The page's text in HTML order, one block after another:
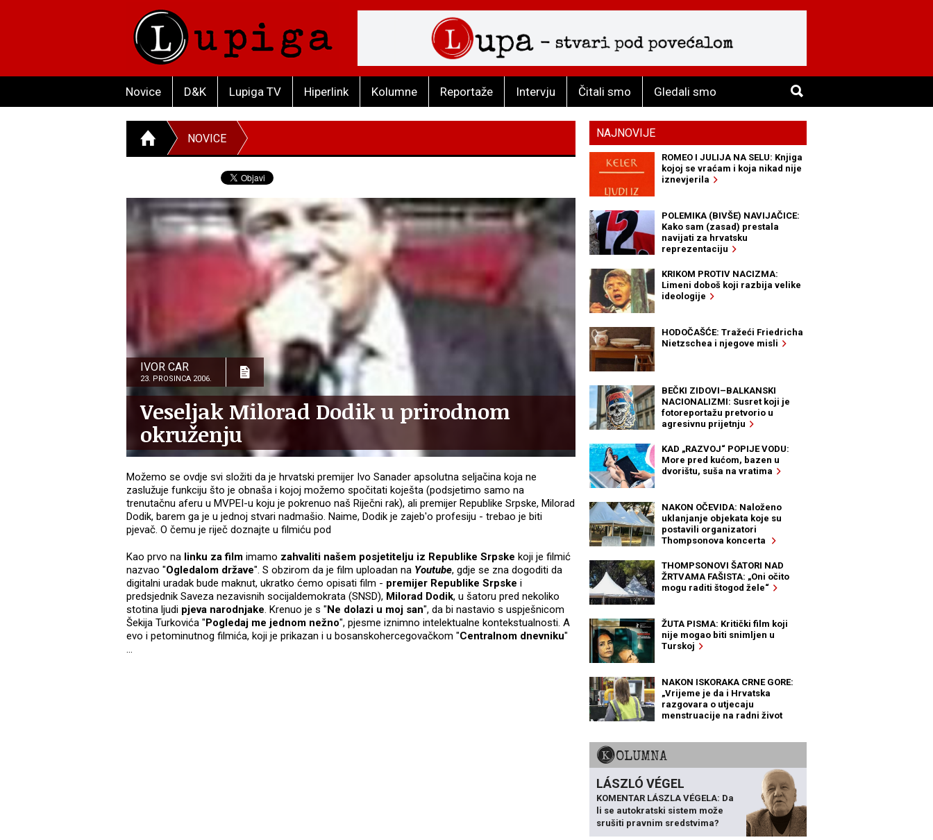
Novice D&K Lupiga TV Hiperlink Kolumne Reportaže Intervju Čitali smo Gledali smo
NOVICE
IVOR CAR
23. PROSINCA 2006.
Veseljak Milorad Dodik u prirodnom
okruženju
Možemo se ovdje svi složiti da je hrvatski premijer Ivo Sanader apsolutna seljačina koja ne
zaslužuje funkciju što je obnaša i kojoj možemo spočitati koješta (podsjetimo samo na
trenutačnu aferu u MVPEI-u koju je pokrenuo naš Riječni rak), ali premijer Republike Srpske, Milorad
Dodik, barem ga je u jednoj stvari nadmašio. Naime, Dodik je zajeb'o profesiju - trebao je biti
pjevač. O čemu je riječ doznajte u filmiću pod
Kao prvo na linku za film imamo zahvaliti našem posjetitelju iz Republike Srpske koji je filmić
nazvao "Ogledalom države". S obzirom da je film uploadan na Youtube, gdje se zna dogoditi da
digitalni uradak bude maknut, ukratko ćemo opisati film - premijer Republike Srpske i
predsjednik Saveza nezavisnih socijaldemokrata (SNSD), Milorad Dodik, u šatoru pred nekoliko
stotina ljudi pjeva narodnjake. Krenuo je s "Ne dolazi u moj san", da bi nastavio s uspješnicom
Šekija Turkovića "Pogledaj me jednom nežno", pjesme iznimno intelektualne kontekstualnosti. A
evo i petominutnog filmića, koji je prikazan i u bosanskohercegovačkom "Centralnom dnevniku"
...
NAJNOVIJE
ROMEO I JULIJA NA SELU: Knjiga
kojoj se vraćam i koja nikad nije
iznevjerila
POLEMIKA (BIVŠE) NAVIJAČICE:
Kako sam (zasad) prestala
navijati za hrvatsku
reprezentaciju
KRIKOM PROTIV NACIZMA:
Limeni doboš koji razbija velike
ideologije
HODOČAŠĆE: Tražeći Friedricha
Nietzschea i njegove misli
BEČKI ZIDOVI–BALKANSKI
NACIONALIZMI: Susret koji je
fotoreportažu pretvorio u
agresivnu prijetnju
KAD „RAZVOJ“ POPIJE VODU:
More pred kućom, bazen u
dvorištu, suša na vratima
NAKON OČEVIDA: Naloženo
uklanjanje objekata koje su
postavili organizatori
Thompsonova koncerta
THOMPSONOVI ŠATORI NAD
ŽRTVAMA FAŠISTA: „Oni očito
mogu raditi štogod žele“
ŽUTA PISMA: Kritički film koji
nije mogao biti snimljen u
Turskoj
NAKON ISKORAKA CRNE GORE:
„Vrijeme je da i Hrvatska
razgovara o utjecaju
menstruacije na radni život
KOLUMNA
LÁSZLÓ VÉGEL
KOMENTAR LÁSZLA VÉGELA: Da
li se autokratski sistem može
srušiti pravnim sredstvima?